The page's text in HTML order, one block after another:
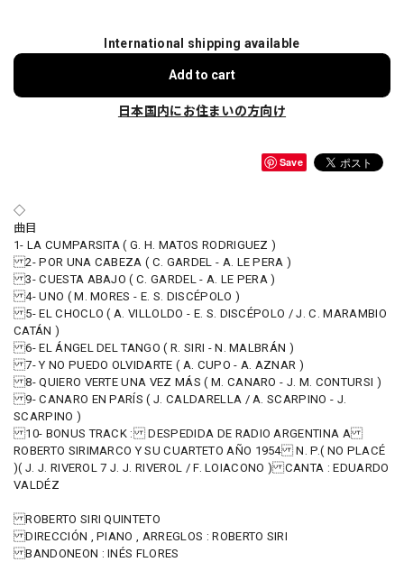
International shipping available
Add to cart
日本国内にお住まいの方向け
Save
◇
曲目
1- LA CUMPARSITA ( G. H. MATOS RODRIGUEZ )
2- POR UNA CABEZA ( C. GARDEL - A. LE PERA )
3- CUESTA ABAJO ( C. GARDEL - A. LE PERA )
4- UNO ( M. MORES - E. S. DISCÉPOLO )
5- EL CHOCLO ( A. VILLOLDO - E. S. DISCÉPOLO / J. C. MARAMBIO
CATÁN )
6- EL ÁNGEL DEL TANGO ( R. SIRI - N. MALBRÁN )
7- Y NO PUEDO OLVIDARTE ( A. CUPO - A. AZNAR )
8- QUIERO VERTE UNA VEZ MÁS ( M. CANARO - J. M. CONTURSI )
9- CANARO EN PARÍS ( J. CALDARELLA / A. SCARPINO - J.
SCARPINO )
10- BONUS TRACK : DESPEDIDA DE RADIO ARGENTINA A
ROBERTO SIRIMARCO Y SU CUARTETO AÑO 1954 N. P.( NO PLACÉ
)( J. J. RIVEROL 7 J. J. RIVEROL / F. LOIACONO ) CANTA : EDUARDO
VALDÉZ
ROBERTO SIRI QUINTETO
DIRECCIÓN , PIANO , ARREGLOS : ROBERTO SIRI
BANDONEON : INÉS FLORES